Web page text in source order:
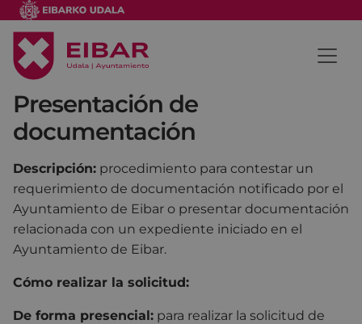
Presentación de
documentación
Descripción: procedimiento para contestar un
requerimiento de documentación notificado por el
Ayuntamiento de Eibar o presentar documentación
relacionada con un expediente iniciado en el
Ayuntamiento de Eibar.
Cómo realizar la solicitud:
De forma presencial: para realizar la solicitud de